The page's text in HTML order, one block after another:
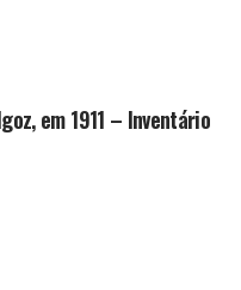
em 1911 – Inventário